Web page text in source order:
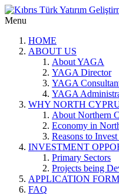
Menu
HOME
ABOUT US
About YAGA
YAGA Director
YAGA
YAGA
WHY NORTH
About Northern
Economy in
Reasons to
INVESTMENT
Primary Sectors
Projects being
APPLICATION FORM
FAQ